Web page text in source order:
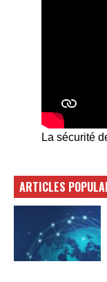
La sécurité
ARTICLES